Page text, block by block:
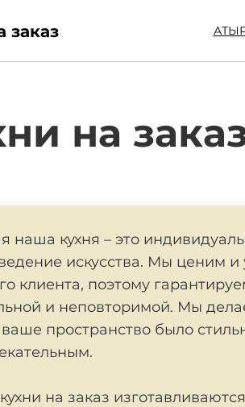
заказ
на
наша кухня – это
искусства. Мы ценим и
клиента, поэтому
и неповторимой. Мы
пространство было
на заказ